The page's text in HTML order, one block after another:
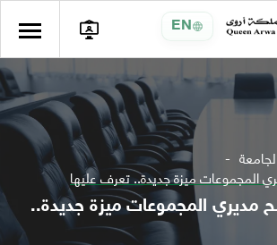
EN
المجموعات ميزة جديدة.. تعرف عليها
مديري المجموعات ميزة جديدة..